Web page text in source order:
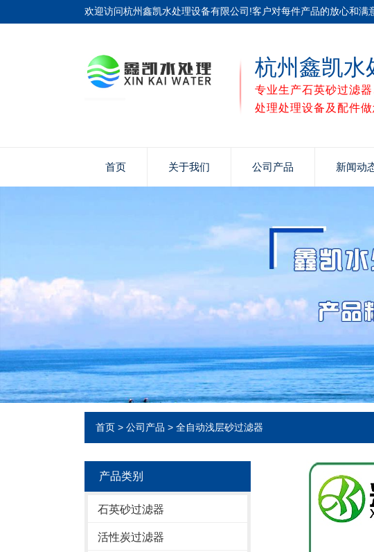
欢迎访问杭州鑫凯水处理设备有限公司!客户对每件产品的放心和
杭州鑫凯水
专业生产石英砂过滤
处理处理设备及配件
首页 关于我们 公司产品 新闻动
首页 > 公司产品 > 全自动浅层砂过滤器
产品类别
石英砂过滤器
活性炭过滤器